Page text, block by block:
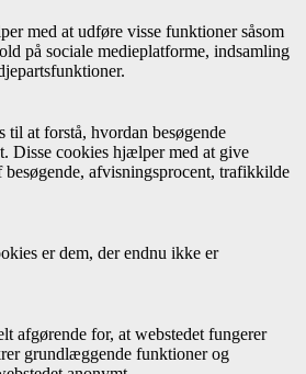
med at udføre visse funktioner såsom
på sociale medieplatforme, indsamling
til at forstå, hvordan besøgende
Disse cookies hjælper med at give
afvisningsprocent, trafikkilde
er dem, der endnu ikke er
afgørende for, at webstedet fungerer
grundlæggende funktioner og